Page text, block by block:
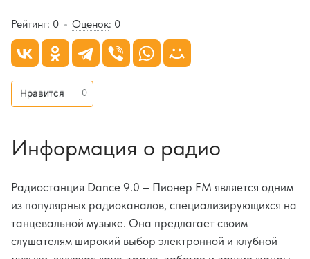
Рейтинг: 0 Оценок: 0
Нравится 0
Информация о радио
Радиостанция Dance 9.0 – Пионер FM является одним
из популярных радиоканалов, специализирующихся на
танцевальной музыке. Она предлагает своим
слушателям широкий выбор электронной и клубной